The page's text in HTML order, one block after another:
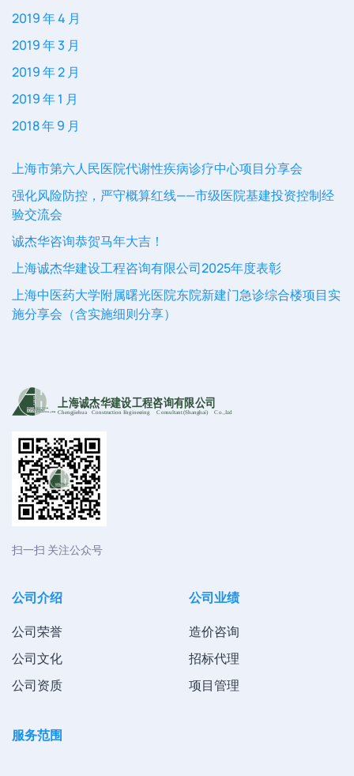
2019 年 4 月
2019 年 3 月
2019 年 2 月
2019 年 1 月
2018 年 9 月
上海市第六人民医院代谢性疾病诊疗中心项目分享会
强化风险防控，严守概算红线——市级医院基建投资控制经
验交流会
诚杰华咨询恭贺马年大吉！
上海诚杰华建设工程咨询有限公司2025年度表彰
上海中医药大学附属曙光医院东院新建门急诊综合楼项目实
施分享会（含实施细则分享）
上海诚杰华建设工程咨询有限公司
Chengjiehua Construction Engineering C onsultant (Shanghai) C o.,Ltd
扫一扫 关注公众号
公司介绍
公司荣誉
公司文化
公司资质
公司业绩
造价咨询
招标代理
项目管理
服务范围